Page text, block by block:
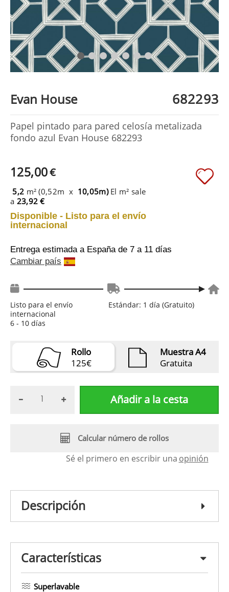
Evan House 682293
Papel pintado para pared celosía metalizada
fondo azul Evan House 682293
125,00€
5,2 m² (0,52m x 10,05m) El m² sale
a 23,92 €
Disponible - Listo para el envío
internacional
Entrega estimada a España de 7 a 11 días
Cambiar país
Listo para el envío
internacional
6 - 10 días
Estándar: 1 día (Gratuito)
Rollo
125€
Muestra A4
Gratuita
Añadir a la cesta
Calcular número de rollos
Sé el primero en escribir una opinión
Descripción
Características
Superlavable